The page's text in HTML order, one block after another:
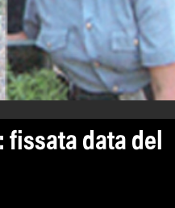
fissata data del